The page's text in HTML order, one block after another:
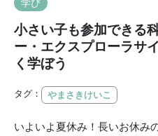
学び
小さい子も参加できる
ー・エクスプローラサ
く学ぼう
タグ： やまさきけいこ
いよいよ夏休み！長いお休み